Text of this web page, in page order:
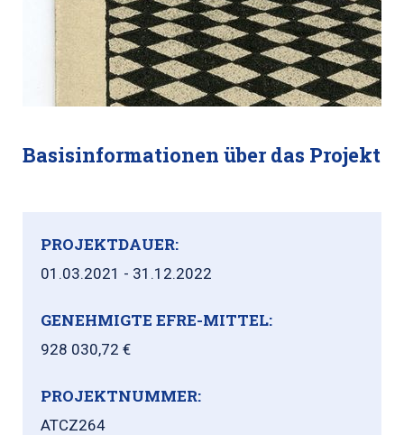
Basisinformationen über das Projekt
PROJEKTDAUER:
01.03.2021 - 31.12.2022
GENEHMIGTE EFRE-MITTEL:
928 030,72 €
PROJEKTNUMMER:
ATCZ264